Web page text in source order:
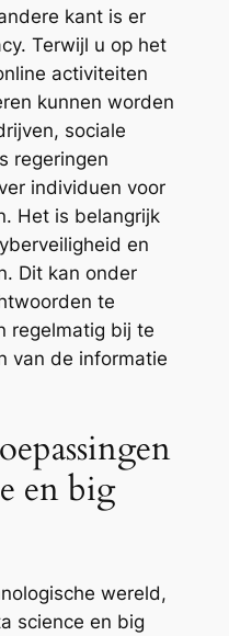
kant is er
Terwijl u op het
activiteiten
kunnen worden
sociale
regeringen
individuen voor
Het is belangrijk
en
Dit kan onder
te
regelmatig bij te
van de informatie
en big
wereld,
science en big